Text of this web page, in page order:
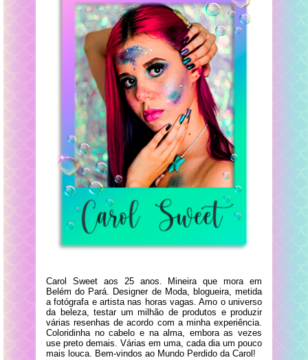
Carol Sweet aos 25 anos. Mineira que mora em
Belém do Pará. Designer de Moda, blogueira, metida
a fotógrafa e artista nas horas vagas. Amo o universo
da beleza, testar um milhão de produtos e produzir
várias resenhas de acordo com a minha experiência.
Coloridinha no cabelo e na alma, embora as vezes
use preto demais. Várias em uma, cada dia um pouco
mais louca. Bem-vindos ao Mundo Perdido da Carol!